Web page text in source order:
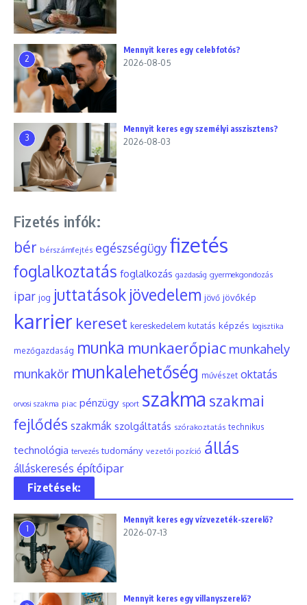
2
Mennyit keres egy celebfotós?
2026-08-05
3
Mennyit keres egy személyi asszisztens?
2026-08-03
Fizetés infók:
bér bérszámfejtés egészségügyfizetés
foglalkoztatás foglalkozás gazdaság gyermekgondozás
ipar jog juttatások jövedelem jövő jövőkép
karrier kereset kereskedelem kutatás képzés logisztika
mezőgazdaság munka munkaerőpiac munkahely
munkakör munkalehetőség művészet oktatás
orvosi szakma piac pénzügy sport szakma szakmai
fejlődés szakmák szolgáltatás szórakoztatás technikus
technológia tervezés tudomány vezetői pozíció állás
álláskeresés építőipar
Fizetések:
1
Mennyit keres egy vízvezeték-szerelő?
2026-07-13
Mennyit keres egy villanyszerelő?